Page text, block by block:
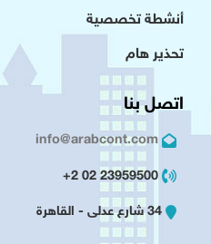
أنشطة تخصصية
تحذير هام
اتصل بنا
info@arabcont.com
23959500 02 2+
34 شارع عدلى - القاهرة